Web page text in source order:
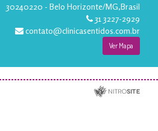
30240220 - Belo Horizonte/MG,Brasil
31 3227-2929
contato@clinicasentidos.com.br
Ver Mapa